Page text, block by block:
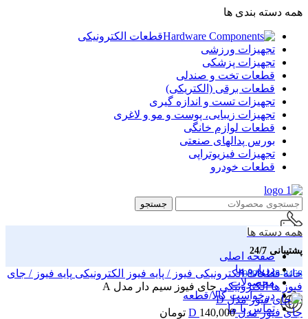
همه دسته بندی ها
قطعات الکترونیکی
تجهیزات ورزشی
تجهیزات پزشکی
قطعات تخت و صندلی
قطعات برقی (الکتریکی)
تجهیزات تست و اندازه گیری
تجهیزات زیبایی، پوست و مو و لاغری
قطعات لوازم خانگی
بورس پدالهای صنعتی
تجهیزات فیزیوتراپی
قطعات خودرو
جستجو
پشتیبانی 24/7
0998-148-8468
همه دسته ها
صفحه اصلی
درباره ما
محصولات
درخواست کالا/قطعه
تماس با ما
خانهقطعات الکترونیکی فیوز / پایه فیوز الکترونیکی پایه فیوز / جای
فیوز ها الکترونیکی جای فیوز سیم دار مدل A
جای فیوز مدل D140,000
تومان